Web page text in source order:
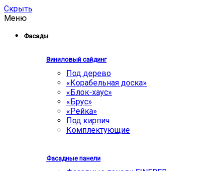
Скрыть
Меню
Фасады
Виниловый сайдинг
Под дерево
«Корабельная доска»
«Блок-хаус»
«Брус»
«Рейка»
Под кирпич
Комплектующие
Фасадные панели